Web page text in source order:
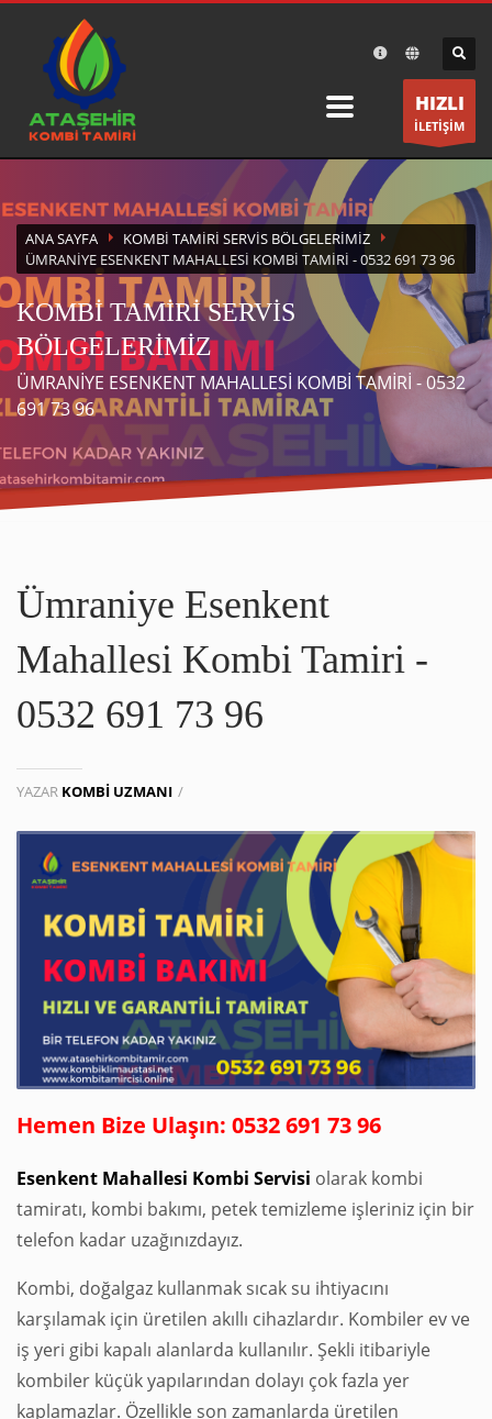
DESTEK
Ataşehir Kombi Tamiri olarak bir telefon kadar size
yakınız.
Pazartesi-Cumartesi 8:30 19:30
HIZLI
İLETİŞİM
ANA SAYFA
KOMBI TAMIRI SERVIS BÖLGELERIMIZ
ÜMRANIYE ESENKENT MAHALLESI KOMBI TAMIRI - 0532 691 73 96
KOMBİ TAMİRİ SERVİS
BÖLGELERİMİZ
ÜMRANİYE ESENKENT MAHALLESİ KOMBİ TAMİRİ - 0532
691 73 96
Ümraniye Esenkent
Mahallesi Kombi Tamiri -
0532 691 73 96
YAZAR KOMBI UZMANI /
Hemen Bize Ulaşın: 0532 691 73 96
Esenkent Mahallesi Kombi Servisi olarak kombi
tamiratı, kombi bakımı, petek temizleme işleriniz için bir
telefon kadar uzağınızdayız.
Kombi, doğalgaz kullanmak sıcak su ihtiyacını
karşılamak için üretilen akıllı cihazlardır. Kombiler ev ve
iş yeri gibi kapalı alanlarda kullanılır. Şekli itibariyle
kombiler küçük yapılarından dolayı çok fazla yer
kaplamazlar. Özellikle son zamanlarda üretilen